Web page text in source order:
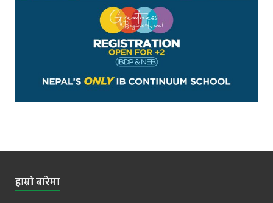
हाम्रो बारेमा